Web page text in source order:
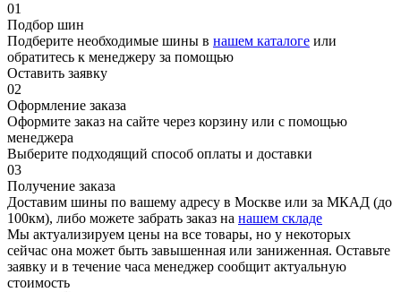
01
Подбор шин
Подберите необходимые шины в нашем каталоге или
обратитесь к менеджеру за помощью
Оставить заявку
02
Оформление заказа
Оформите заказ на сайте через корзину или с помощью
менеджера
Выберите подходящий способ оплаты и доставки
03
Получение заказа
Доставим шины по вашему адресу в Москве или за МКАД (до
100км), либо можете забрать заказ на нашем складе
Мы актуализируем цены на все товары, но у некоторых
сейчас она может быть завышенная или заниженная. Оставьте
заявку и в течение часа менеджер сообщит актуальную
стоимость